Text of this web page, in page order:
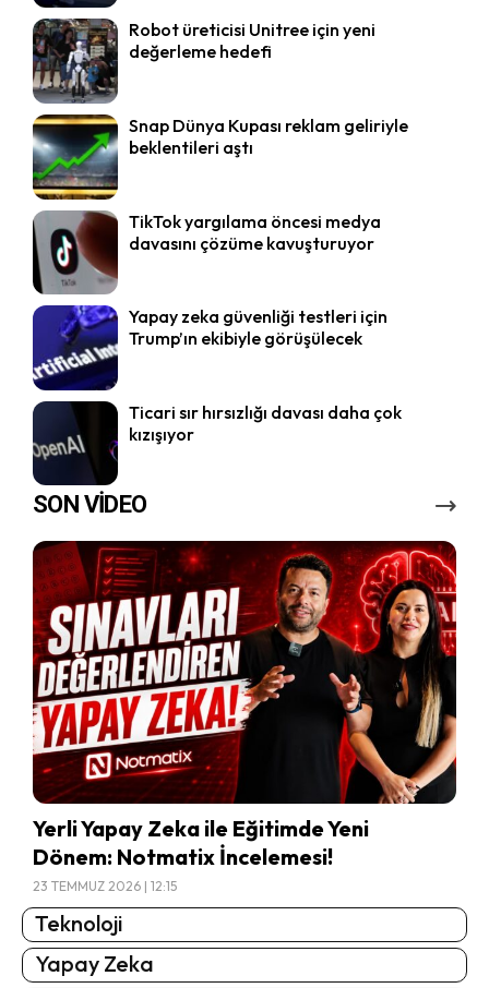
Robot üreticisi Unitree için yeni
değerleme hedefi
Snap Dünya Kupası reklam geliriyle
beklentileri aştı
TikTok yargılama öncesi medya
davasını çözüme kavuşturuyor
Yapay zeka güvenliği testleri için
Trump’ın ekibiyle görüşülecek
Ticari sır hırsızlığı davası daha çok
kızışıyor
SON VİDEO
Yerli Yapay Zeka ile Eğitimde Yeni
Dönem: Notmatix İncelemesi!
23 TEMMUZ 2026 | 12:15
Teknoloji
Yapay Zeka